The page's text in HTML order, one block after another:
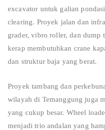
excavator untuk galian
clearing. Proyek jalan dan
grader, vibro roller, dan dump
kerap membutuhkan crane
dan struktur baja yang berat.
Proyek tambang dan
wilayah di Temanggung juga
yang cukup besar. Wheel
menjadi trio andalan yang